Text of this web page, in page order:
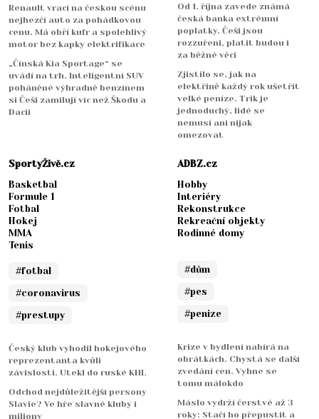
Renault vrací na českou scénu
nejhezčí auto za pohádkovou
cenu. Má obří kufr a spolehlivý
motor bez kapky elektrifikace
„Čínská Kia Sportage“ se
uvádí na trh. Inteligentní SUV
poháněné výhradně benzínem
si Češi zamilují víc než Škodu a
Dacii
Od 1. října zavede známá
česká banka extrémní
poplatky. Češi jsou
rozzuřeni, platit budou i
za běžné věci
Zjistilo se, jak na
elektřině každý rok ušetřit
velké peníze. Trik je
jednoduchý, lidé se
nemusí ani nijak
omezovat
SportyŽivě.cz
Basketbal
Formule 1
Fotbal
Hokej
MMA
Tenis
#fotbal
#coronavirus
#prestupy
Český klub vyhodil hokejového
reprezentanta kvůli
závislosti. Utekl do ruské KHL
Odchod nejdůležitější persony
Slavie? Ve hře slavné kluby i
miliony
ADBZ.cz
Hobby
Interiéry
Rekonstrukce
Rekreační objekty
Rodinné domy
#dům
#pes
#penize
Krize v bydlení nabírá na
obrátkách. Chystá se další
zvedání cen. Vyhne se
tomu málokdo
Máslo vydrží čerstvé až 3
roky: Stačí ho přepustit a